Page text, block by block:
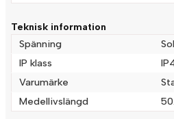
Teknisk information
Spänning
IP klass
Varumärke
Medellivslängd